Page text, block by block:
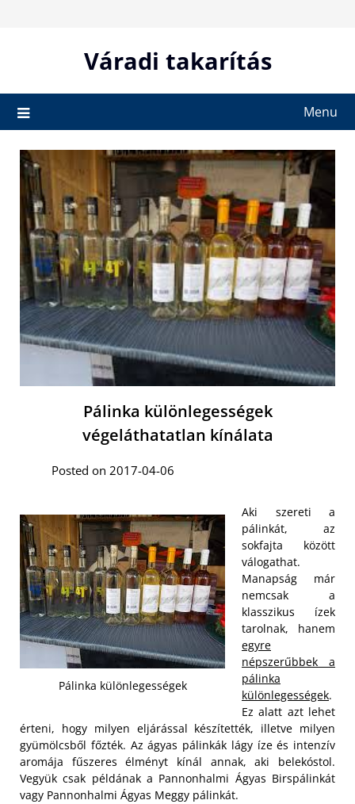
Váradi takarítás
Menu
Pálinka különlegességek
végeláthatatlan kínálata
Posted on 2017-04-06
Pálinka különlegességek
Aki szereti a
pálinkát, az
sokfajta között
válogathat.
Manapság már
nemcsak a
klasszikus ízek
tarolnak, hanem
egyre
népszerűbbek a
pálinka
különlegességek.
Ez alatt azt lehet
érteni, hogy milyen eljárással készítették, illetve milyen
gyümölcsből főzték. Az ágyas pálinkák lágy íze és intenzív
aromája fűszeres élményt kínál annak, aki belekóstol.
Vegyük csak példának a Pannonhalmi Ágyas Birspálinkát
vagy Pannonhalmi Ágyas Meggy pálinkát.